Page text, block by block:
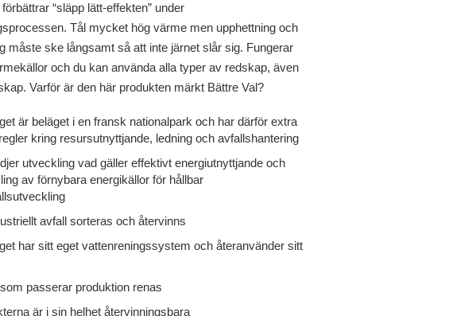
“släpp lätt-effekten” under
Tål mycket hög värme men upphettning och
måste ske långsamt så att inte järnet slår sig. Fungerar
och du kan använda alla typer av redskap, även
Varför är den här produkten märkt Bättre Val?
är beläget i en fransk nationalpark och har därför extra
kring resursutnyttjande, ledning och avfallshantering
utveckling vad gäller effektivt energiutnyttjande och
av förnybara energikällor för hållbar
avfall sorteras och återvinns
har sitt eget vattenreningssystem och återanvänder sitt
passerar produktion renas
är i sin helhet återvinningsbara